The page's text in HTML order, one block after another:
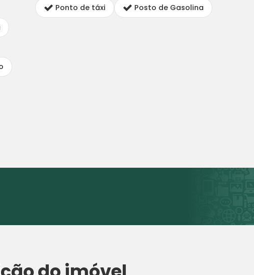
Ponto de táxi
Posto de Gasolina